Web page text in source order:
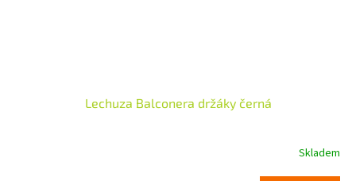
Lechuza Balconera držáky černá
Skladem